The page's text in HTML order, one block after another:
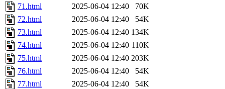
71.html
2025-06-04 12:40
70K
72.html
2025-06-04 12:40
54K
73.html
2025-06-04 12:40 134K
74.html
2025-06-04 12:40 110K
75.html
2025-06-04 12:40 203K
76.html
2025-06-04 12:40
54K
77.html
2025-06-04 12:40
54K